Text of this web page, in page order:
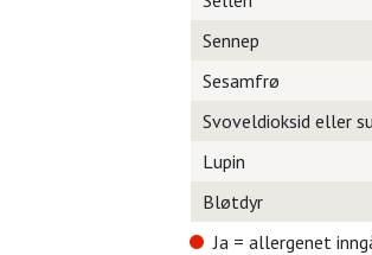
Sennep
Sesamfrø
Svoveldioksid eller
Lupin
Bløtdyr
Ja = allergenet